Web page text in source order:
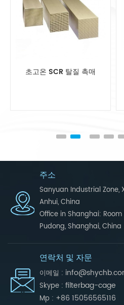
시멘트 산업 벌집 촉매
주소
Sanyuan Industrial Zone,
Anhui, China
Office in Shanghai: Room
Pudong, Shanghai, China
연락처 및 자문
이메일 :
Skype : filterbag-cage
Mp : +86 15056565116